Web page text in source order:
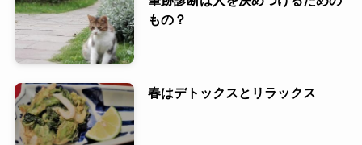
もの？
春はデトックスとリラックス